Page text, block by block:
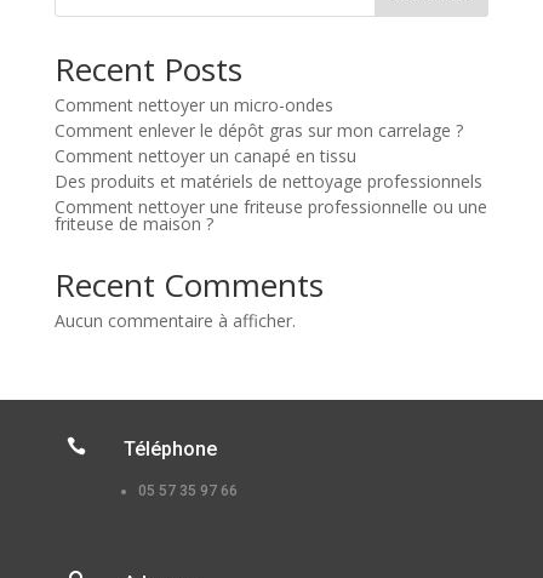
Recent Posts
Comment nettoyer un micro-ondes
Comment enlever le dépôt gras sur mon carrelage ?
Comment nettoyer un canapé en tissu
Des produits et matériels de nettoyage professionnels
Comment nettoyer une friteuse professionnelle ou une
friteuse de maison ?
Recent Comments
Aucun commentaire à afficher.
 Téléphone
05 57 35 97 66